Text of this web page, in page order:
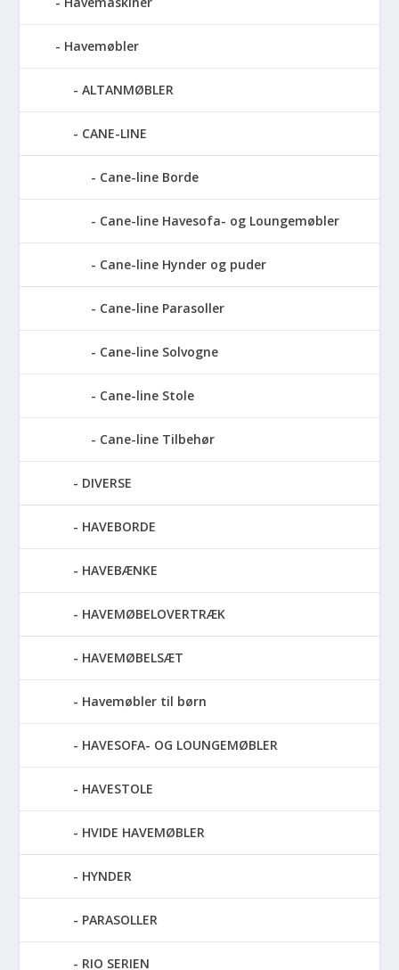
Havemøbler
ALTANMØBLER
CANE-LINE
Cane-line Borde
Cane-line Havesofa- og Loungemøbler
Cane-line Hynder og puder
Cane-line Parasoller
Cane-line Solvogne
Cane-line Stole
Cane-line Tilbehør
DIVERSE
HAVEBORDE
HAVEBÆNKE
HAVEMØBELOVERTRÆK
HAVEMØBELSÆT
Havemøbler til børn
HAVESOFA- OG LOUNGEMØBLER
HAVESTOLE
HVIDE HAVEMØBLER
HYNDER
PARASOLLER
RIO SERIEN